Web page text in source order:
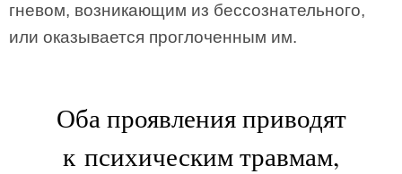
гневом, возникающим из бессознательного,
или оказывается проглоченным им.
Оба проявления приводят
к психическим травмам,